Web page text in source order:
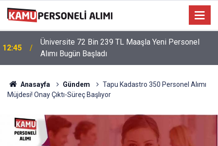
12:45
Üniversite 72 Bin 239 TL Maaşla Yeni Personel
Alımı Bugün Başladı
Anasayfa Gündem
Tapu Kadastro 350 Personel Alımı
Müjdesi! Onay Çıktı-Süreç Başlıyor